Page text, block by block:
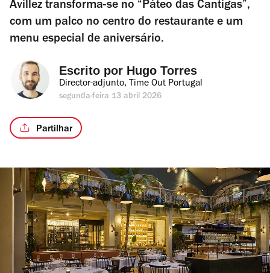
Avillez transforma-se no “Páteo das Cantigas”,
com um palco no centro do restaurante e um
menu especial de aniversário.
Escrito por Hugo Torres
Director-adjunto, Time Out Portugal
segunda-feira 13 abril 2026
Partilhar